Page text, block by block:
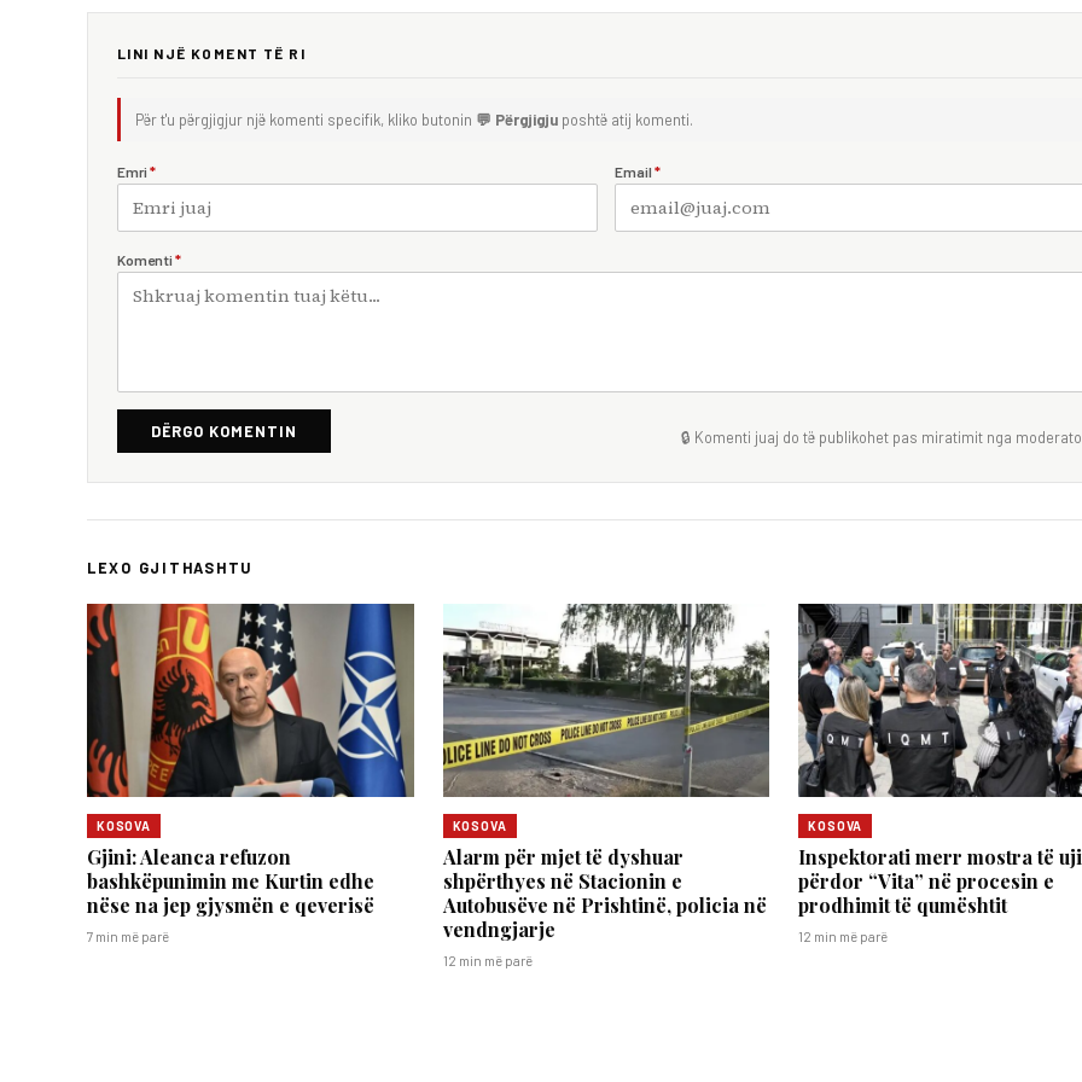
LINI NJË KOMENT TË RI
Për t'u përgjigjur një komenti specifik, kliko butonin 💬 Përgjigju poshtë atij komenti.
Emri * Email *
Komenti *
DËRGO KOMENTIN 🔒 Komenti juaj do të publikohet pas miratimit nga
LEXO GJITHASHTU
KOSOVA
​Gjini: Aleanca refuzon
bashkëpunimin me Kurtin edhe
nëse na jep gjysmën e qeverisë
7 min më parë
KOSOVA
Alarm për mjet të dyshuar
shpërthyes në Stacionin e
Autobusëve në Prishtinë, policia në
vendngjarje
12 min më parë
KOSOVA
Inspektorati merr mostra të
përdor “Vita” në procesin e
prodhimit të qumështit
12 min më parë